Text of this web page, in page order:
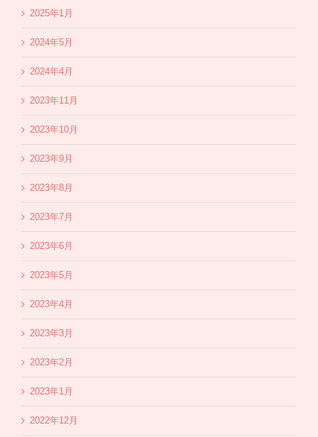
2025年1月
2024年5月
2024年4月
2023年11月
2023年10月
2023年9月
2023年8月
2023年7月
2023年6月
2023年5月
2023年4月
2023年3月
2023年2月
2023年1月
2022年12月